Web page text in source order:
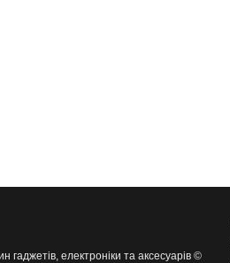
гаджетів, електроніки та аксесуарів ©